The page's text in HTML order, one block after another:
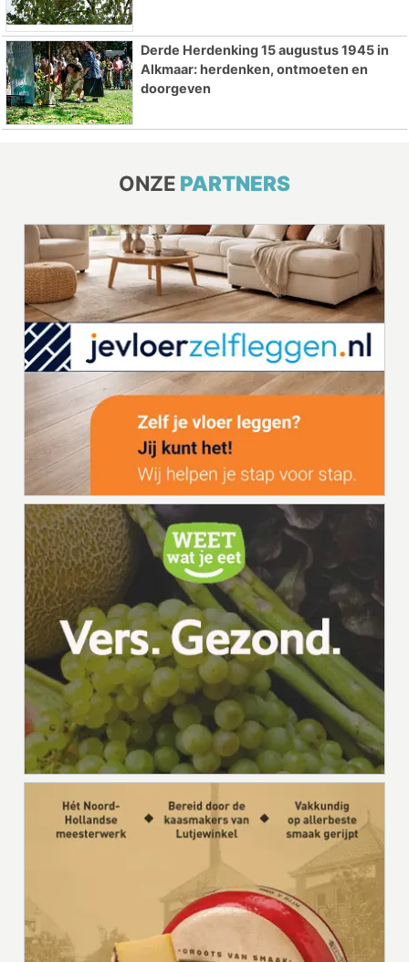
Derde Herdenking 15 augustus 1945 in
Alkmaar: herdenken, ontmoeten en
doorgeven
ONZE PARTNERS